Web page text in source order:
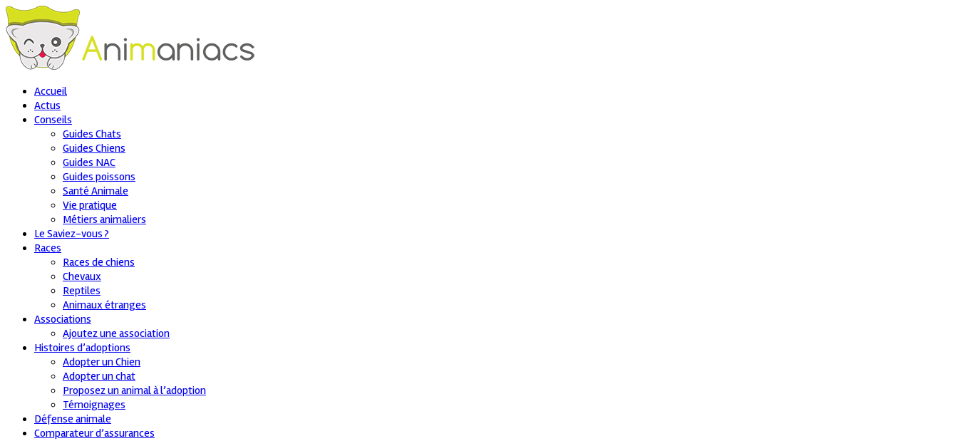
Accueil
Actus
Conseils
Guides Chats
Guides Chiens
Guides NAC
Guides poissons
Santé Animale
Vie pratique
Métiers animaliers
Le Saviez-vous ?
Races
Races de chiens
Chevaux
Reptiles
Animaux étranges
Associations
Ajoutez une association
Histoires d’adoptions
Adopter un Chien
Adopter un chat
Proposez un animal à l’adoption
Témoignages
Défense animale
Comparateur d’assurances